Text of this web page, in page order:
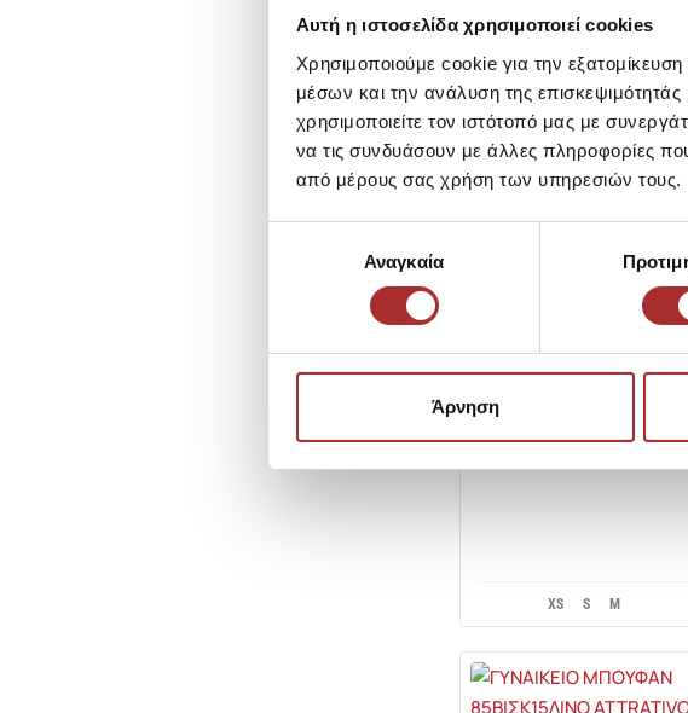
Αυτή η ιστοσελίδα χρησιμοποιεί cookies
Χρησιμοποιούμε cookie για την
μέσων και την ανάλυση της
χρησιμοποιείτε τον ιστότοπό μας με
να τις συνδυάσουν με άλλες πληροφορίες
από μέρους σας χρήση των υπηρεσιών τους.
συγκατάθεσηςΑναγκαία
Άρνηση
Τιμή Outlet: 44,95€
Τιμή Καταλόγου: 65,00€
CAVALIERI Μπουφάν Μακρύ με
Κουκούλα Εμπριμέ K732
SKU: 25295344A4712
Τιμή Καταλόγου: 89,90€
XS S M